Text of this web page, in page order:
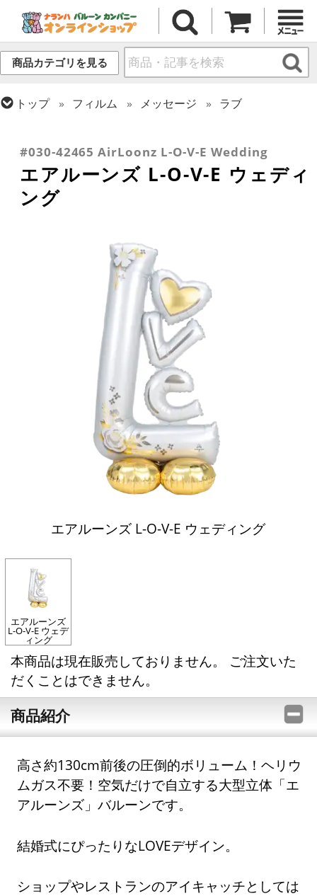
商品カテゴリを見る
トップ フィルム メッセージ
ラブ
エアー・スタンディング(空気自立型) バルーン
バレンタイン
#030-42465 AirLoonz L-O-V-E Wedding
エアルーンズ L-O-V-E ウェディ
ング
エアルーンズ L-O-V-E ウェディング
エアルーンズ
L-O-V-E ウェデ
ィング
本商品は現在販売しておりません。 ご注文いた
だくことはできません。
商品紹介
高さ約130cm前後の圧倒的ボリューム！ヘリウ
ムガス不要！空気だけで自立する大型立体「エ
アルーンズ」バルーンです。
結婚式にぴったりなLOVEデザイン。
ショップやレストランのアイキャッチとしては